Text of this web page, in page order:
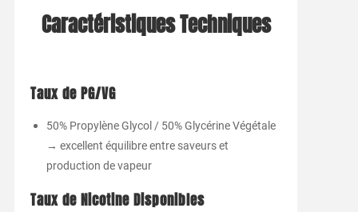
Caractéristiques Techniques
Taux de PG/VG
50% Propylène Glycol / 50% Glycérine Végétale
→ excellent équilibre entre saveurs et
production de vapeur
Taux de Nicotine Disponibles